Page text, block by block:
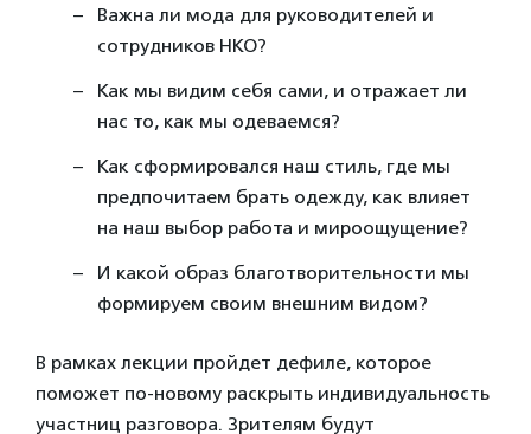
Важна ли мода для руководителей и
сотрудников НКО?
Как мы видим себя сами, и отражает ли
нас то, как мы одеваемся?
Как сформировался наш стиль, где мы
предпочитаем брать одежду, как влияет
на наш выбор работа и мироощущение?
И какой образ благотворительности мы
формируем своим внешним видом?
В рамках лекции пройдет дефиле, которое
поможет по-новому раскрыть индивидуальность
участниц разговора. Зрителям будут